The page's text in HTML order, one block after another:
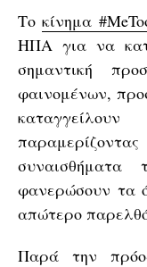
Τοκίνημα
ΗΠΑ για να
σημαντική
φαινομένων,
φανερώσουν τα
απώτερο
Παρά την